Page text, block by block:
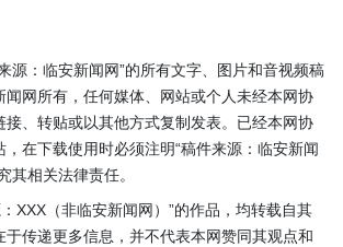
源：临安新闻网”的所有文字、图片和音视频稿
闻网所有，任何媒体、网站或个人未经本网协
接、转贴或以其他方式复制发表。已经本网协
在下载使用时必须注明“稿件来源：临安新闻
其相关法律责任。
XXX（非临安新闻网）”的作品，均转载自其
于传递更多信息，并不代表本网赞同其观点和